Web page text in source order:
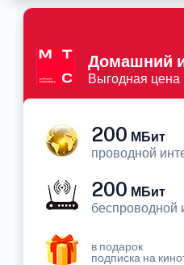
Домашний
Выгодная цена
200 МБит
проводной
200 МБит
беспроводной
в подарок
подписка на